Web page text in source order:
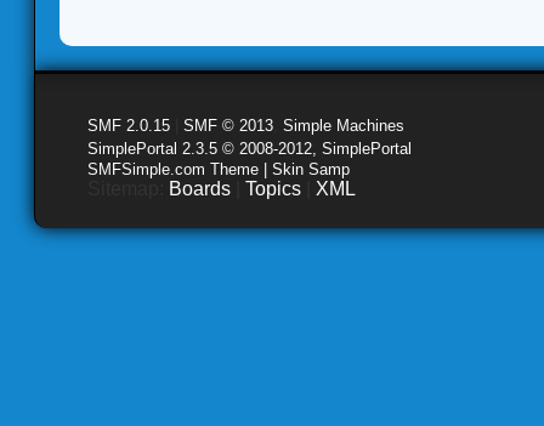
SMF 2.0.15 SMF © 2013 Simple Machines
SimplePortal 2.3.5 © 2008-2012, SimplePortal
SMFSimple.com Theme | Skin Samp
Boards Topics XML